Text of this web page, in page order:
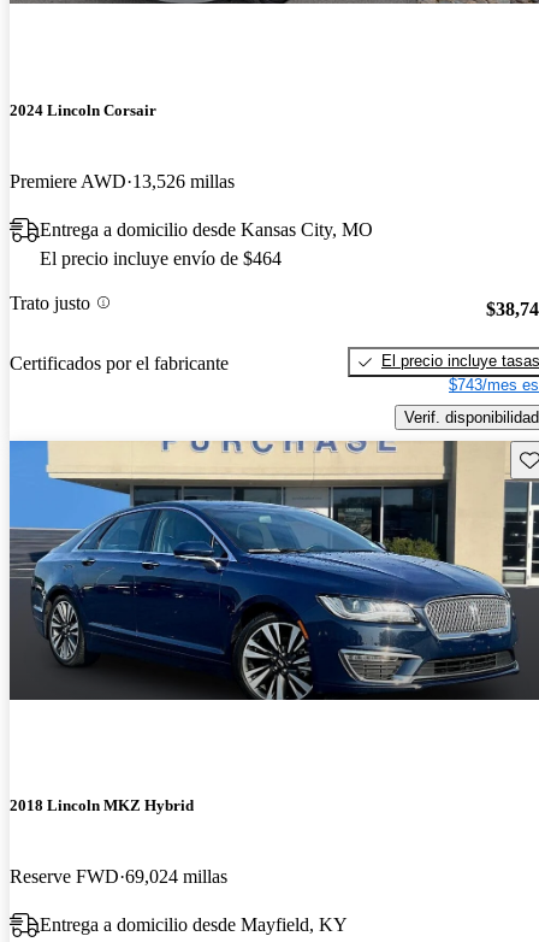
2024 Lincoln Corsair
Premiere AWD 13,526 millas
Entrega a domicilio desde Kansas City, MO
El precio incluye envío de $464
Trato justo
Certificados por el fabricante
El precio incluye tasas
$743/mes
Verif. disponibilidad
2018 Lincoln MKZ Hybrid
Reserve FWD 69,024 millas
Entrega a domicilio desde Mayfield, KY